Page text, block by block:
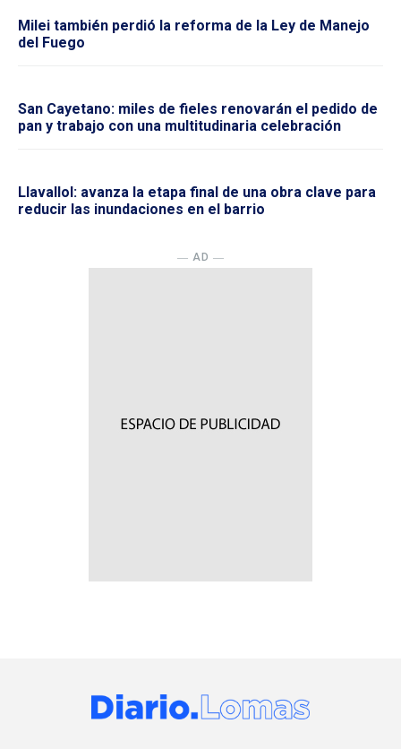
Milei también perdió la reforma de la Ley de Manejo
del Fuego
San Cayetano: miles de fieles renovarán el pedido de
pan y trabajo con una multitudinaria celebración
Llavallol: avanza la etapa final de una obra clave para
reducir las inundaciones en el barrio
― AD ―